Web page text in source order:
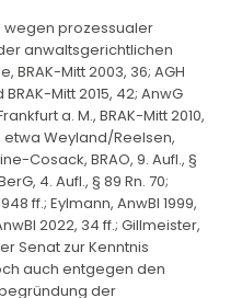
prozessualer
anwaltsgerichtlichen
BRAK-Mitt 2003, 36; AGH
Mitt 2015, 42; AnwG
a. M., BRAK-Mitt 2010,
Weyland/Reelsen,
Cosack, BRAO, 9. Aufl., §
4. Aufl., § 89 Rn. 70;
ff.; Eylmann, AnwBl 1999,
2022, 34 ff.; Gillmeister,
Senat zur Kenntnis
auch entgegen den
der